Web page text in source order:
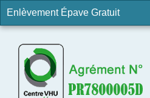
Enlèvement Épave Gratuit